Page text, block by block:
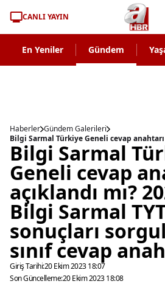
CANLI YAYIN
En Yeniler Gündem
Haberler Gündem Galerileri
Bilgi Sarmal
Geneli cevap
açıklandı mı?
Bilgi Sarmal
sonuçları
sınıf cevap
Giriş Tarihi:20 Ekim 2023 18:07
Son Güncelleme:20 Ekim 2023 18:08